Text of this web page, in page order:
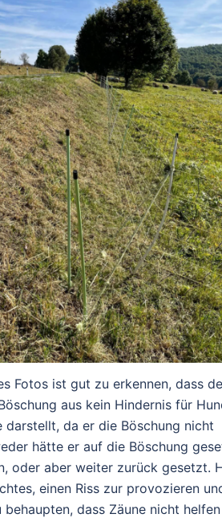
Fotos ist gut zu erkennen, dass
aus kein Hindernis für
darstellt, da er die Böschung nicht
hätte er auf die Böschung
oder aber weiter zurück gesetzt.
einen Riss zur provozieren
behaupten, dass Zäune nicht helfen